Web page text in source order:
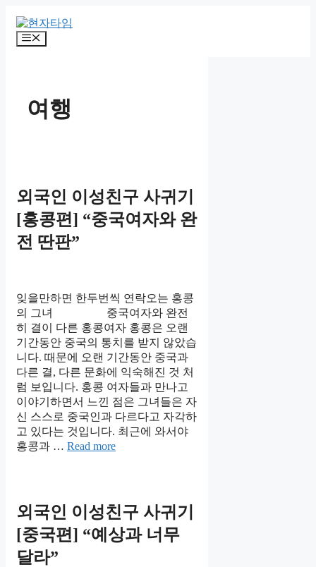
content Menu
여행
외국인 이성친구 사귀기
[홍콩편] “중국여자와 완
전 딴판”
잊을만하면 한두번씩 연락오는 홍콩
의 그녀 중국여자와 완전
히 결이 다른 홍콩여자 홍콩은 오랜
기간동안 중국의 통치를 받지 않았습
니다. 때문에 오랜 기간동안 중국과
다른 결, 다른 문화에 익숙해진 것 처
럼 보입니다. 홍콩 여자들과 만나고
이야기하면서 느낀 점은 그녀들은 자
신 스스로 중국인과 다르다고 자각하
고 있다는 것입니다. 최근에 와서야
홍콩과 … Read more
외국인 이성친구 사귀기
[중국편] “예상과 너무
달라”